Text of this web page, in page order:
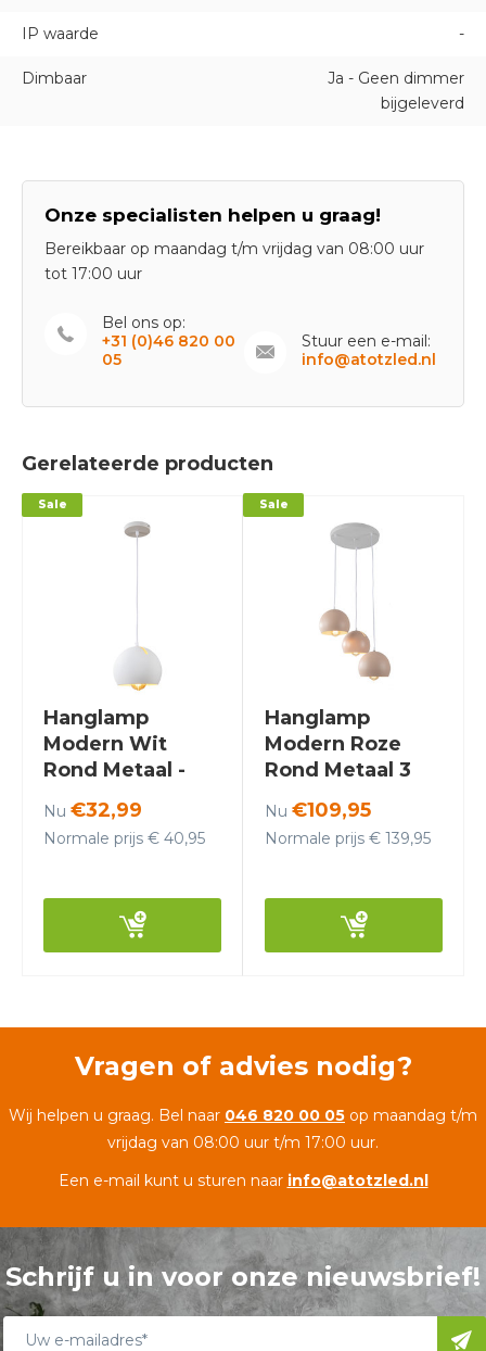
IP waarde -
Dimbaar
Ja - Geen dimmer
bijgeleverd
Onze specialisten helpen u graag!
Bereikbaar op maandag t/m vrijdag van 08:00 uur
tot 17:00 uur
Bel ons op:
+31 (0)46 820 00
05
Stuur een e-mail:
info@atotzled.nl
Gerelateerde producten
Hanglamp
Modern Wit
Rond Metaal -
Sale
Nu €32,99
Normale prijs € 40,95
Hanglamp
Modern Roze
Rond Metaal 3
Aino
Sale
Nu €109,95
Normale prijs € 139,95
Vragen of advies nodig?
Wij helpen u graag. Bel naar 046 820 00 05 op maandag t/m
vrijdag van 08:00 uur t/m 17:00 uur.
Een e-mail kunt u sturen naar info@atotzled.nl
Schrijf u in voor onze nieuwsbrief!